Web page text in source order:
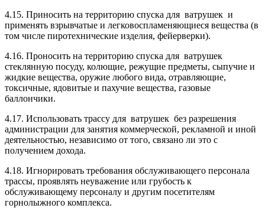
4.15. Приносить на территорию спуска для ватрушек и
применять взрывчатые и легковоспламеняющиеся вещества (в
том числе пиротехнические изделия, фейерверки).
4.16. Проносить на территорию спуска для ватрушек
стеклянную посуду, колющие, режущие предметы, сыпучие и
жидкие вещества, оружие любого вида, отравляющие,
токсичные, ядовитые и пахучие вещества, газовые
баллончики.
4.17. Использовать трассу для ватрушек без разрешения
администрации для занятия коммерческой, рекламной и иной
деятельностью, независимо от того, связано ли это с
получением дохода.
4.18. Игнорировать требования обслуживающего персонала
трассы, проявлять неуважение или грубость к
обслуживающему персоналу и другим посетителям
горнолыжного комплекса.